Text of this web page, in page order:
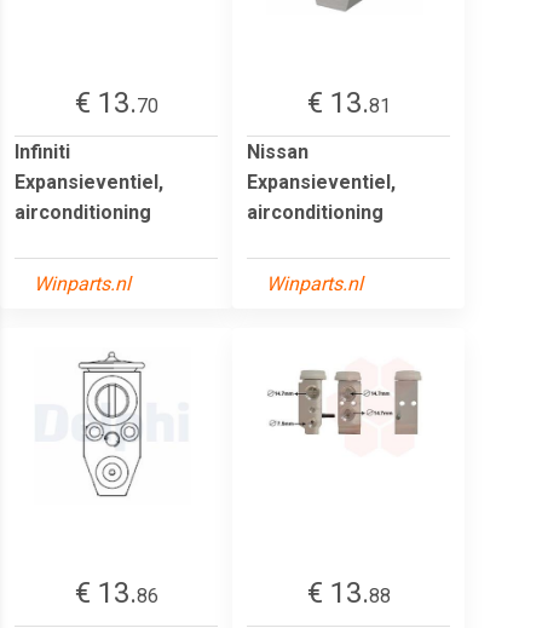
€ 13.70
Infiniti
Expansieventiel,
airconditioning
Winparts.nl
€ 13.81
Nissan
Expansieventiel,
airconditioning
Winparts.nl
€ 13.86
€ 13.88